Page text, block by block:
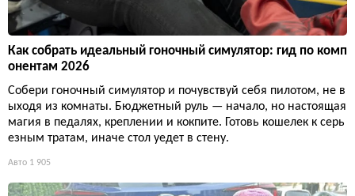
Как собрать идеальный гоночный симулятор: гид по комп
онентам 2026
Собери гоночный симулятор и почувствуй себя пилотом, не в
ыходя из комнаты. Бюджетный руль — начало, но настоящая
магия в педалях, креплении и кокпите. Готовь кошелек к серь
езным тратам, иначе стол уедет в стену.
Авто 1 905